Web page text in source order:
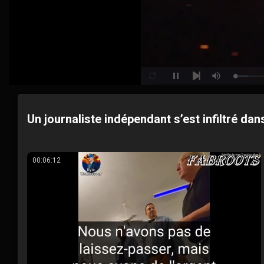
Pause Mute Loaded
Un journaliste indépendant s’est infiltré
00:06:12